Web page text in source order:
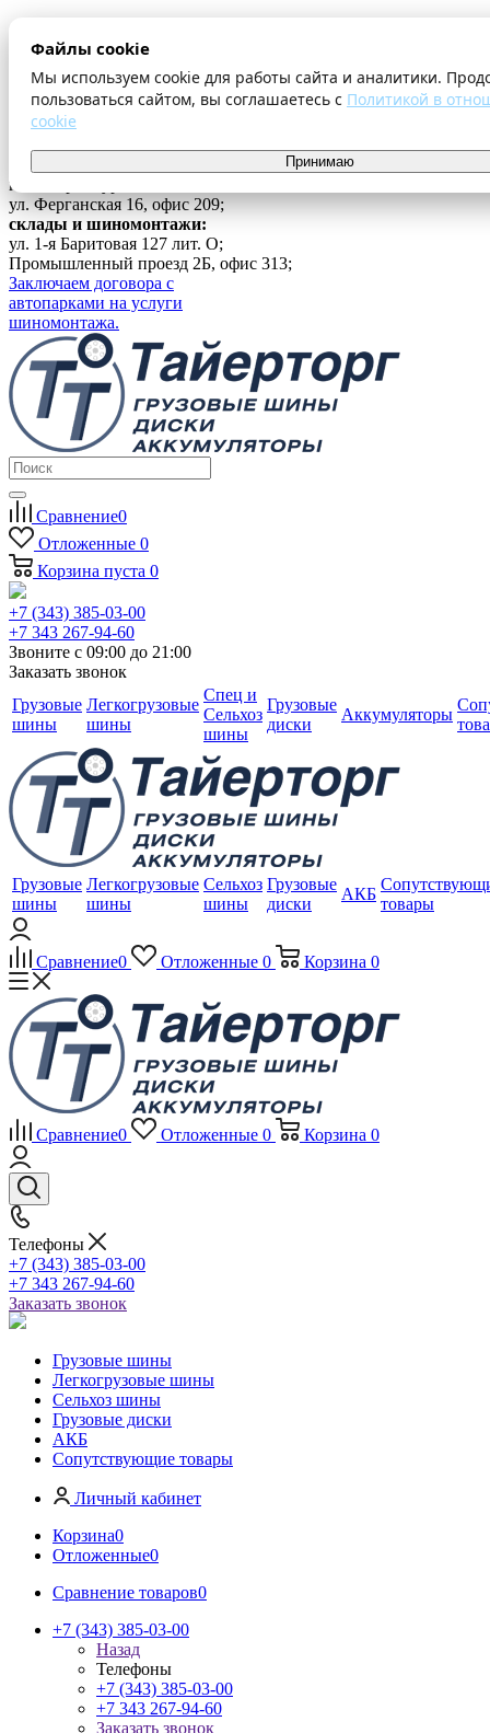
Файлы cookie
Мы используем cookie для работы сайта и аналитики.
пользоваться сайтом, вы соглашаетесь с Политикой в
cookie
Принимаю
Оплата и доставка
Шиномонтаж
Контакты
...
г. Екатеринбург
ул. Ферганская 16, офис 209;
склады и шиномонтажи:
ул. 1-я Баритовая 127 лит. О;
Промышленный проезд 2Б, офис 313;
Заключаем договора с
автопарками на услуги
шиномонтажа.
Сравнение0
Отложенные 0
Корзина пуста 0
+7 (343) 385-03-00
+7 343 267-94-60
Звоните с 09:00 до 21:00
Заказать звонок
Грузовые
шины
Легкогрузовые
шины
Спец и
Сельхоз
шины
Грузовые
диски
Аккумуляторы
Грузовые
шины
Легкогрузовые
шины
Сельхоз
шины
Грузовые
диски
АКБ
товары
Сравнение0 Отложенные 0 Корзина 0
Сравнение0 Отложенные 0 Корзина 0
Телефоны
+7 (343) 385-03-00
+7 343 267-94-60
Заказать звонок
Грузовые шины
Легкогрузовые шины
Сельхоз шины
Грузовые диски
АКБ
Сопутствующие товары
Личный кабинет
Корзина0
Отложенные0
Сравнение товаров0
+7 (343) 385-03-00
Назад
Телефоны
+7 (343) 385-03-00
+7 343 267-94-60
Заказать звонок